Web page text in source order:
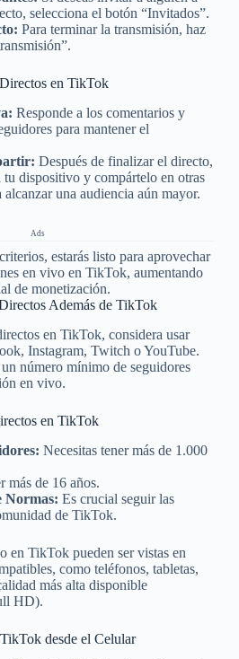
selecciona el botón “Invitados”.
Para terminar la transmisión, haz
en TikTok
Responde a los comentarios y
para mantener el
Después de finalizar el directo,
tu dispositivo y compártelo en otras
alcanzar una audiencia aún mayor.
Ads
estarás listo para aprovechar
en vivo en TikTok, aumentando
de monetización.
Además de TikTok
en TikTok, considera usar
Instagram, Twitch o YouTube.
número mínimo de seguidores
en vivo.
en TikTok
Necesitas tener más de 1.000
más de 16 años.
Normas: Es crucial seguir las
de TikTok.
en TikTok pueden ser vistas en
como teléfonos, tabletas,
más alta disponible
HD).
desde el Celular